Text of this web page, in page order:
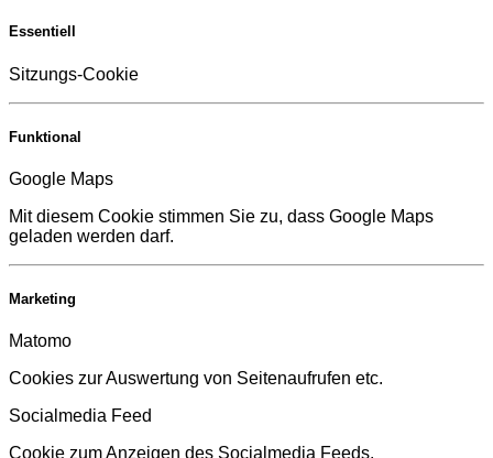
Essentiell
Sitzungs-Cookie
Funktional
Google Maps
Mit diesem Cookie stimmen Sie zu, dass Google Maps
geladen werden darf.
Marketing
Matomo
Cookies zur Auswertung von Seitenaufrufen etc.
Socialmedia Feed
Cookie zum Anzeigen des Socialmedia Feeds.